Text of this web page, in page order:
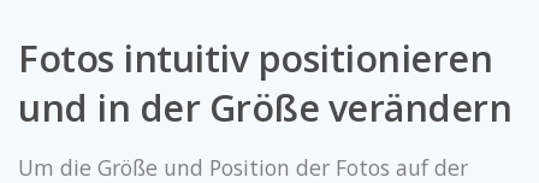
Fotos intuitiv positionieren
und in der Größe verändern
Um die Größe und Position der Fotos auf der